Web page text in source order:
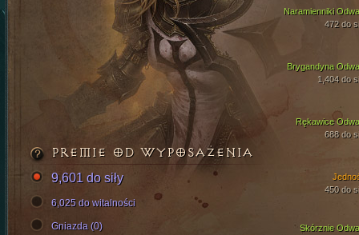
Brygandyna
1,404 do
Rękawice
688 do
Naramienniki
472 do
Skórznie
450 do
PREMIE OD WYPOSAŻENIA
9,601 do siły
6,025 do witalności
Gniazda (0)